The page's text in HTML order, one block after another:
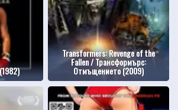
Transformers: Revenge of the
Fallen / Трансформърс:
Отмъщението (2009)